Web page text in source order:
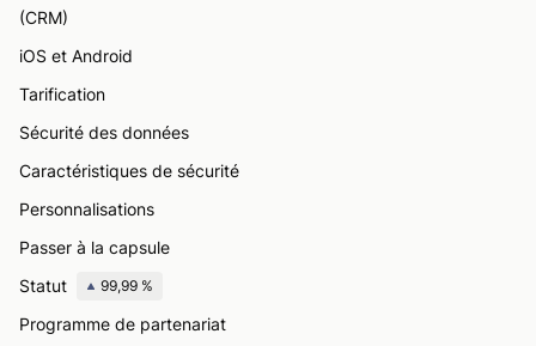
(CRM)
iOS et Android
Tarification
Sécurité des données
Caractéristiques de sécurité
Personnalisations
Passer à la capsule
Statut
99,99 %
Programme de partenariat